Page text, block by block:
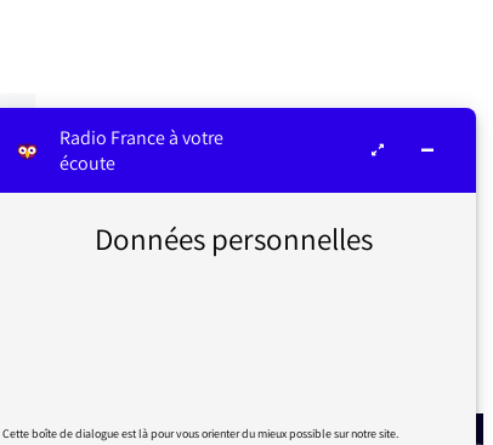
Radio France à votre
écoute
Données personnelles
Cette boîte de dialogue est là pour vous orienter du mieux possible sur notre site.